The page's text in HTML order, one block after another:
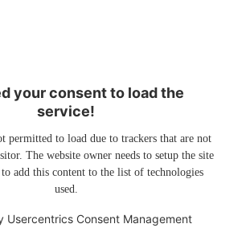
your consent to load the
service!
permitted to load due to trackers that are not
The website owner needs to setup the site
add this content to the list of technologies
used.
Usercentrics Consent Management